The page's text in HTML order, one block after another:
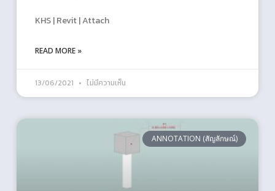
KHS | Revit | Attach
READ MORE »
13/06/2021 ไม่มีความเห็น
ANNOTATION (สัญลักษณ์)